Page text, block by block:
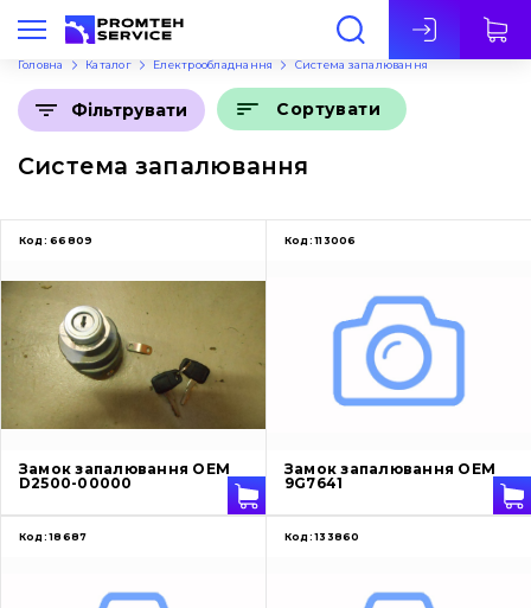
Укр
Головна Каталог Електрообладнання Система запалювання
Система запалювання
Фільтрувати Сортувати
Код: 66809
Замок запалювання OEM
D2500-00000
Код: 113006
Замок запалювання OEM
9G7641
Код: 18687 Код: 133860